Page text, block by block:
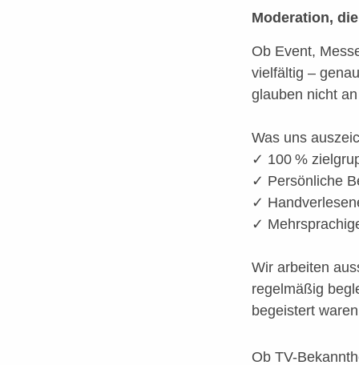
Moderation,
Ob Event,
vielfältig –
glauben nicht
Was uns
✓ 100 %
✓ Persönliche
✓
✓
Wir arbeiten
regelmäßig
begeistert
Ob TV-